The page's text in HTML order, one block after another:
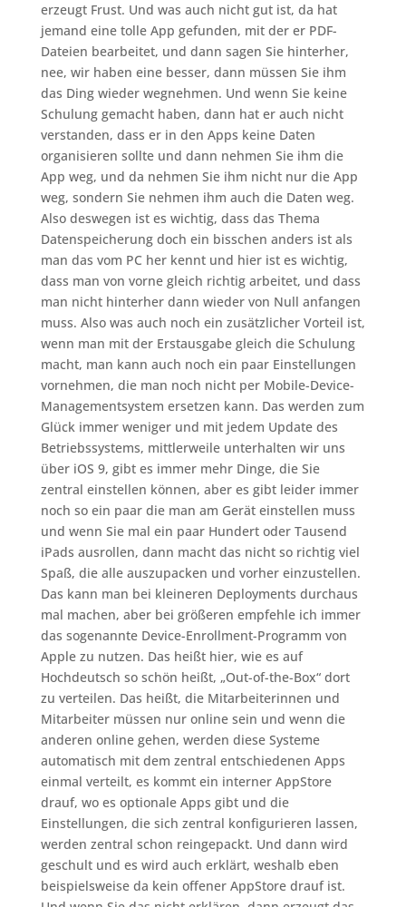
erzeugt Frust. Und was auch nicht gut ist, da hat
jemand eine tolle App gefunden, mit der er PDF-
Dateien bearbeitet, und dann sagen Sie hinterher,
nee, wir haben eine besser, dann müssen Sie ihm
das Ding wieder wegnehmen. Und wenn Sie keine
Schulung gemacht haben, dann hat er auch nicht
verstanden, dass er in den Apps keine Daten
organisieren sollte und dann nehmen Sie ihm die
App weg, und da nehmen Sie ihm nicht nur die App
weg, sondern Sie nehmen ihm auch die Daten weg.
Also deswegen ist es wichtig, dass das Thema
Datenspeicherung doch ein bisschen anders ist als
man das vom PC her kennt und hier ist es wichtig,
dass man von vorne gleich richtig arbeitet, und dass
man nicht hinterher dann wieder von Null anfangen
muss. Also was auch noch ein zusätzlicher Vorteil ist,
wenn man mit der Erstausgabe gleich die Schulung
macht, man kann auch noch ein paar Einstellungen
vornehmen, die man noch nicht per Mobile-Device-
Managementsystem ersetzen kann. Das werden zum
Glück immer weniger und mit jedem Update des
Betriebssystems, mittlerweile unterhalten wir uns
über iOS 9, gibt es immer mehr Dinge, die Sie
zentral einstellen können, aber es gibt leider immer
noch so ein paar die man am Gerät einstellen muss
und wenn Sie mal ein paar Hundert oder Tausend
iPads ausrollen, dann macht das nicht so richtig viel
Spaß, die alle auszupacken und vorher einzustellen.
Das kann man bei kleineren Deployments durchaus
mal machen, aber bei größeren empfehle ich immer
das sogenannte Device-Enrollment-Programm von
Apple zu nutzen. Das heißt hier, wie es auf
Hochdeutsch so schön heißt, „Out-of-the-Box“ dort
zu verteilen. Das heißt, die Mitarbeiterinnen und
Mitarbeiter müssen nur online sein und wenn die
anderen online gehen, werden diese Systeme
automatisch mit dem zentral entschiedenen Apps
einmal verteilt, es kommt ein interner AppStore
drauf, wo es optionale Apps gibt und die
Einstellungen, die sich zentral konfigurieren lassen,
werden zentral schon reingepackt. Und dann wird
geschult und es wird auch erklärt, weshalb eben
beispielsweise da kein offener AppStore drauf ist.